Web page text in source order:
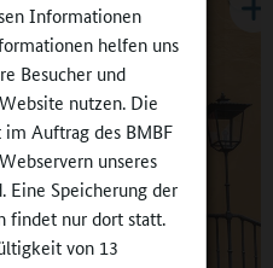
Informationen
helfen uns
Besucher und
nutzen. Die
Auftrag des BMBF
unseres
Eine Speicherung der
findet nur dort statt.
von 13